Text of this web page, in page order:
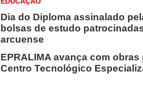
Dia do Diploma assinalado
bolsas de estudo
arcuense
EPRALIMA avança com
Centro Tecnológico